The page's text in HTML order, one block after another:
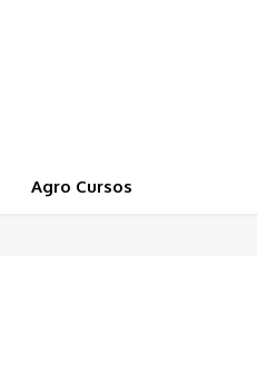
Agro Cursos